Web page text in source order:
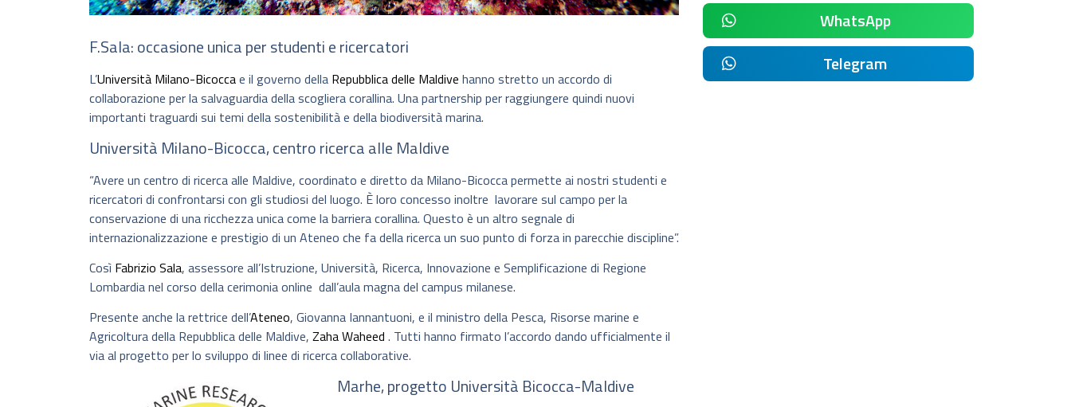
F.Sala: occasione unica per studenti e ricercatori
L’Università Milano-Bicoccae il governo della Repubblica delle Maldive hanno stretto un accordo di
collaborazione per la salvaguardia della scogliera corallina. Una partnership per raggiungere quindi nuovi
importanti traguardi sui temi della sostenibilità e della biodiversità marina.
Università Milano-Bicocca, centro ricerca alle Maldive
“Avere un centro di ricerca alle Maldive, coordinato e diretto da Milano-Bicocca permette ai nostri studenti e
ricercatori di confrontarsi con gli studiosi del luogo. È loro concesso inoltre lavorare sul campo per la
conservazione di una ricchezza unica come la barriera corallina. Questo è un altro segnale di
internazionalizzazione e prestigio di un Ateneo che fa della ricerca un suo punto di forza in parecchie discipline”.
Così Fabrizio Sala, assessore all’Istruzione, Università, Ricerca, Innovazione e Semplificazione di Regione
Lombardia nel corso della cerimonia online dall’aula magna del campus milanese.
Presente anche la rettrice dell’Ateneo, Giovanna Iannantuoni, e il ministro della Pesca, Risorse marine e
Agricoltura della Repubblica delle Maldive, Zaha Waheed . Tutti hanno firmato l’accordo dando ufficialmente il
via al progetto per lo sviluppo di linee di ricerca collaborative.
Marhe, progetto Università Bicocca-Maldive
WhatsApp
Telegram